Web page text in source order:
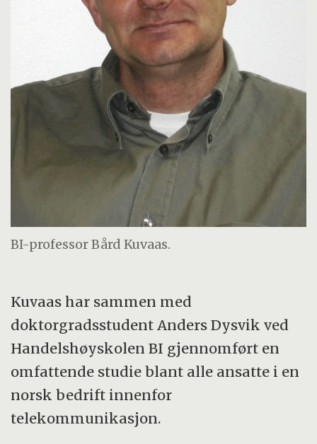
BI-professor Bård Kuvaas.
Kuvaas har sammen med
doktorgradsstudent Anders Dysvik ved
Handelshøyskolen BI gjennomført en
omfattende studie blant alle ansatte i en
norsk bedrift innenfor
telekommunikasjon.